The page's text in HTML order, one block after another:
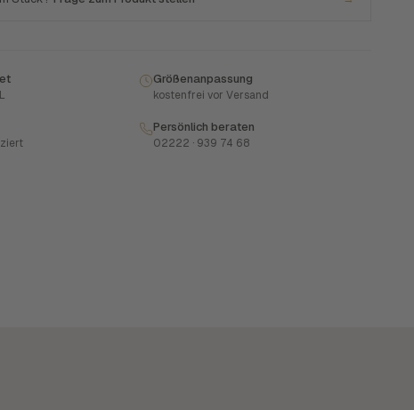
Größenanpassung
kostenfrei vor Versand
Persönlich beraten
02222 · 939 74 68